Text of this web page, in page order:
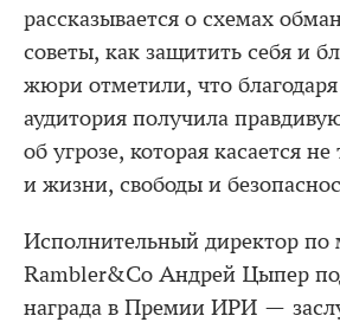
рассказывается о схемах
советы, как защитить себя и
жюри отметили, что
аудитория получила
об угрозе, которая касается
и жизни, свободы и
Исполнительный директор по
Rambler&Co Андрей Цыпер
награда в Премии ИРИ —